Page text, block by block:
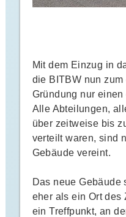
Mit dem Einzug in
die BITBW nun
Gründung nur
Alle Abteilungen,
über zeitweise bis
verteilt waren, sind
Gebäude vereint.
Das neue Gebäude
eher als ein Ort des
ein Treffpunkt, an